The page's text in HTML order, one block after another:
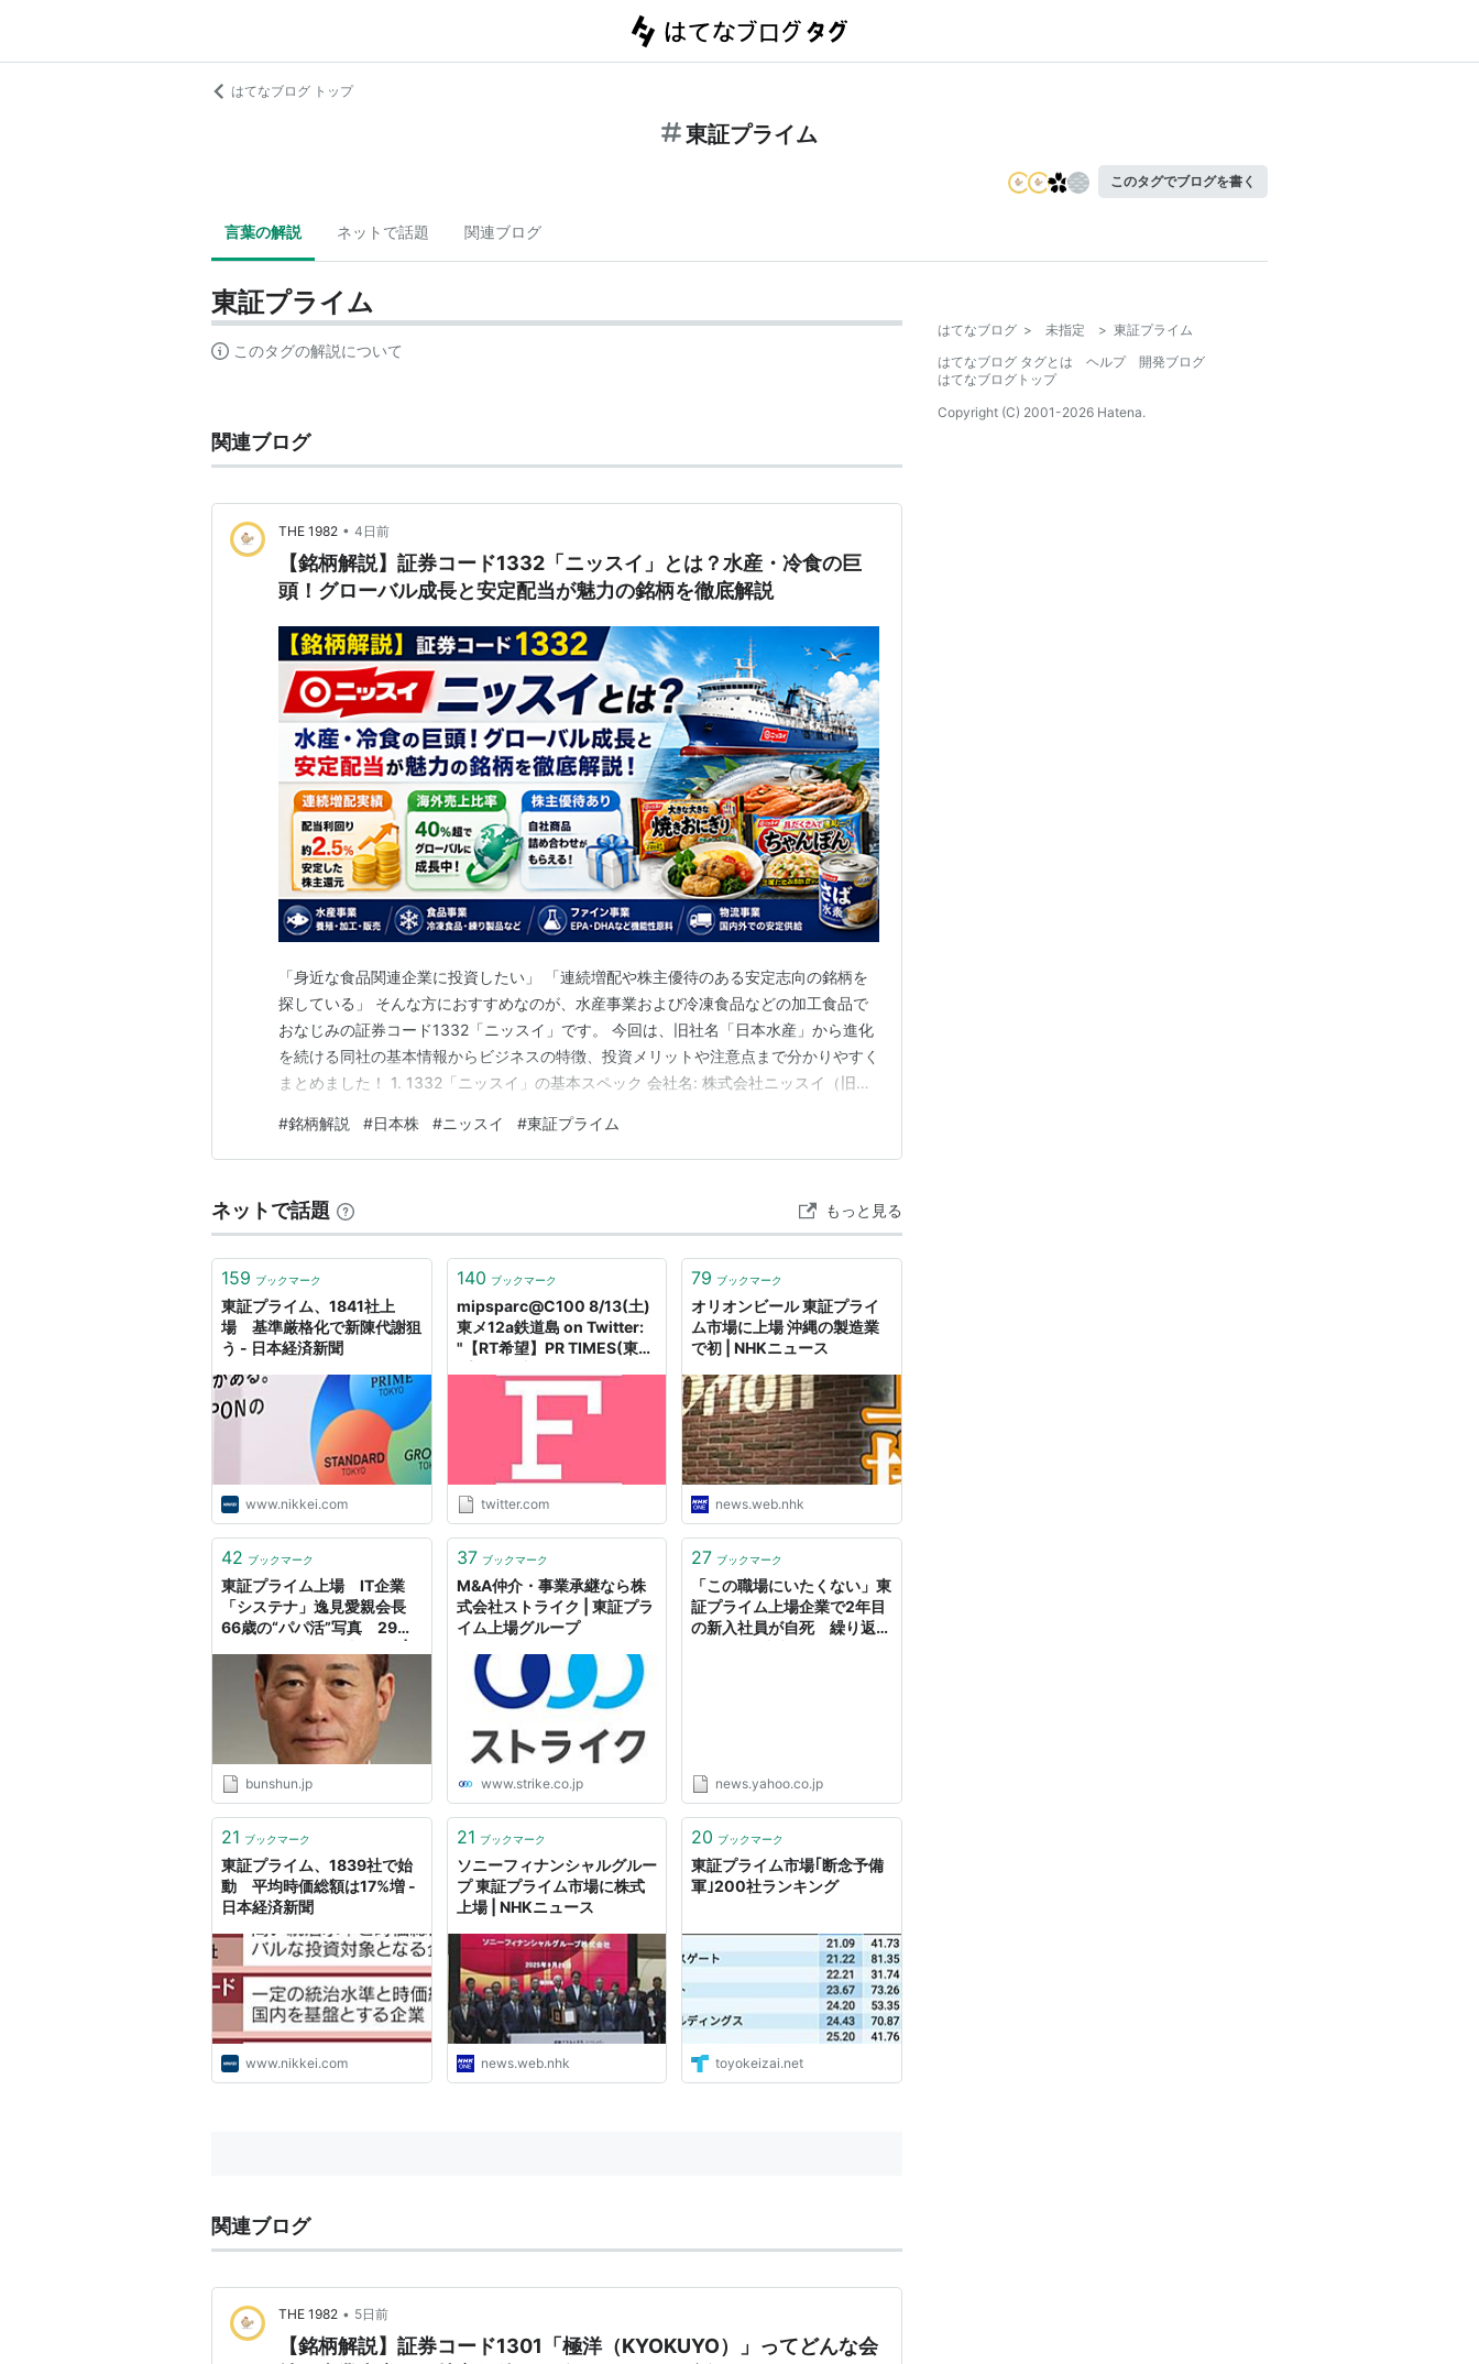
はてなブログ トップ
東証プライム
このタグでブログを書く
言葉の解説 ネットで話題 関連ブログ
東証プライム
このタグの解説について
関連ブログ
THE 1982 • 4日前
【銘柄解説】証券コード1332「ニッスイ」とは？水産・冷食の巨
頭！グローバル成長と安定配当が魅力の銘柄を徹底解説
「身近な食品関連企業に投資したい」 「連続増配や株主優待のある安定志向の銘柄を
探している」 そんな方におすすめなのが、水産事業および冷凍食品などの加工食品で
おなじみの証券コード1332「ニッスイ」です。 今回は、旧社名「日本水産」から進化
を続ける同社の基本情報からビジネスの特徴、投資メリットや注意点まで分かりやすく
まとめました！ 1. 1332「ニッスイ」の基本スペック 会社名: 株式会社ニッスイ（旧：
水産・農林業 主な事業: 水産事業（養殖・加工・販売）、食品事業（家庭用・業務用冷
凍食品、練り製品な…
#銘柄解説 #日本株 #ニッスイ #東証プライム
ネットで話題 もっと見る
159 ブックマーク
東証プライム、1841社上
場 基準厳格化で新陳代謝狙
う - 日本経済新聞
www.nikkei.com
140 ブックマーク
mipsparc@C100 8/13(土)
東メ12a鉄道島 on Twitter:
"【RT希望】PR TIMES(東証
ですが、複数の法令違反を内
部通報したところ、他の理由
をつけて試用期間における普
具体的には、ニュースサイト
を無断クローリングして企業
に提供している…
https://t.co/fn60KPCMdL"
twitter.com
79 ブックマーク
オリオンビール 東証プライ
ム市場に上場 沖縄の製造業
で初 | NHKニュース
news.web.nhk
42 ブックマーク
東証プライム上場 IT企業
「システナ」逸見愛親会長
66歳の“パパ活”写真 29歳
文春オンライン
bunshun.jp
37 ブックマーク
M&A仲介・事業承継なら株
式会社ストライク | 東証プラ
イム上場グループ
www.strike.co.jp
27 ブックマーク
「この職場にいたくない」東
証プライム上場企業で2年目
の新入社員が自死 繰り返さ
news.yahoo.co.jp
21 ブックマーク
東証プライム、1839社で始
動 平均時価総額は17%増 -
日本経済新聞
www.nikkei.com
21 ブックマーク
ソニーフィナンシャルグルー
プ 東証プライム市場に株式
上場 | NHKニュース
news.web.nhk
20 ブックマーク
東証プライム市場｢断念予備
軍｣200社ランキング
toyokeizai.net
関連ブログ
THE 1982 • 5日前
【銘柄解説】証券コード1301「極洋（KYOKUYO）」ってどんな会
はてなブログ > 未指定 > 東証プライム
はてなブログ タグとは
ヘルプ
開発ブログ
はてなブログトップ
Copyright (C) 2001-2026 Hatena.